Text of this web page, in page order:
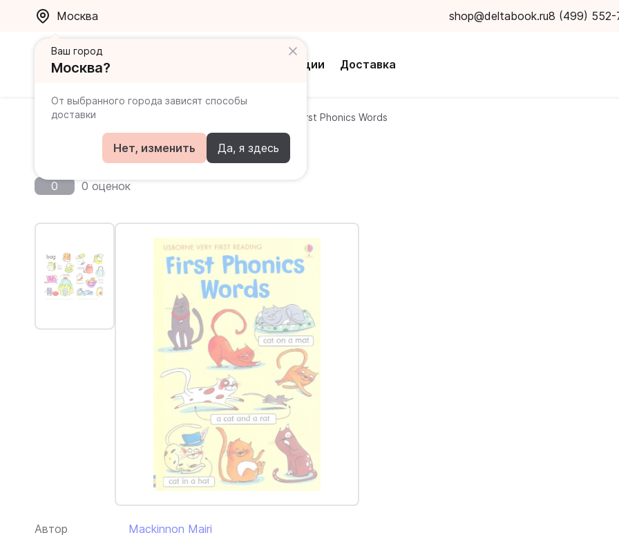
Москва shop@deltabook.ru8 (499) 552-
Акции Доставка
Ваш город
Москва?
От выбранного города зависят способы
доставки
Нет, изменить Да, я здесь
Главная Каталог First Phonics Words
First Phonics Words
0 0 оценок
Автор Mackinnon Mairi